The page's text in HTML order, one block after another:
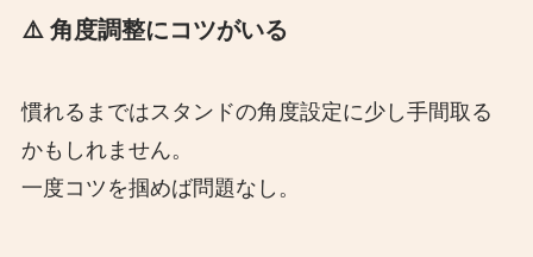
⚠️ 角度調整にコツがいる
慣れるまではスタンドの角度設定に少し手間取る
かもしれません。
一度コツを掴めば問題なし。